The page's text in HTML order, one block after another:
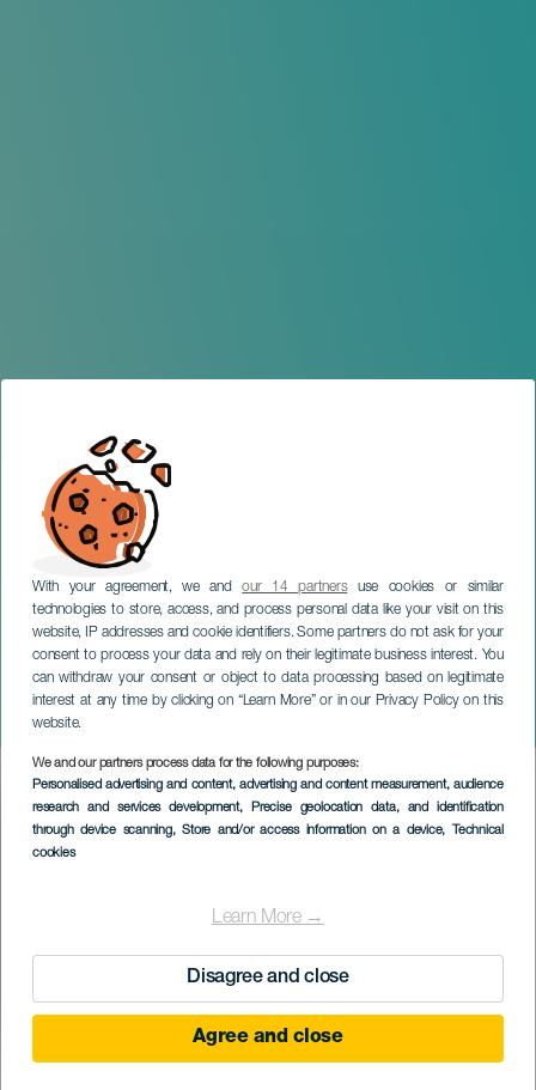
With your agreement, we andour 14 partnersuse cookies or similar
technologies to store, access, and process personal data like your visit on this
website, IP addresses and cookie identifiers. Some partners do not ask for your
consent to process your data and rely on their legitimate business interest. You
can withdraw your consent or object to data processing based on legitimate
interest at any time by clicking on “Learn More” or in our Privacy Policy on this
website.
We and our partners process data for the following purposes:
Personalised advertising and content, advertising and content measurement, audience
research and services development, Precise geolocation data, and identification
through device scanning, Store and/or access information on a device, Technical
cookies
Learn More →
Disagree and close
Agree and close
Astronomia na torneira
TENERIFE
Imagen
Listado